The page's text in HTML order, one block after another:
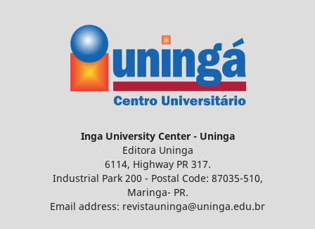
Inga University Center - Uninga
Editora Uninga
6114, Highway PR 317.
Industrial Park 200 - Postal Code: 87035-510,
Maringa- PR.
Email address: revistauninga@uninga.edu.br